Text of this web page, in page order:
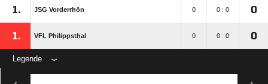
1. JSG Vorderrhön 0 0 : 0 0
1. VFL Philippsthal 0 0 : 0 0
Legende